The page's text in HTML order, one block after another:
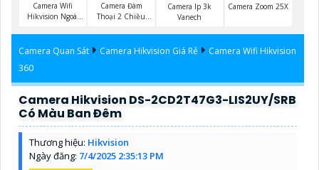
Camera Wifi
Hikvision Ngoài
Camera Đàm
Thoại 2 Chiều
Camera Ip 3k
Vanech
Camera Zoom 25X
Camera Quan Sát Camera Hikvision Giá Rẻ
Camera Wifi Hikvision
360
Camera Hikvision DS-2CD2T47G3-LIS2UY/SRB
Có Màu Ban Đêm
Thương hiệu: Hikvision
Ngày đăng: 7/4/2025 2:35:13 PM